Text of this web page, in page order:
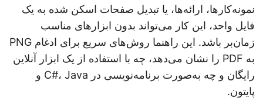
نمونه‌کارها، ارائه‌ها، یا تبدیل صفحات اسکن شده به یک
فایل واحد، این کار می‌تواند بدون ابزارهای مناسب
زمان‌بر باشد. این راهنما روش‌های سریع برای ادغام PNG
به PDF را نشان می‌دهد، چه با استفاده از یک ابزار آنلاین
رایگان و چه به‌صورت برنامه‌نویسی در C#، Java و
پایتون.